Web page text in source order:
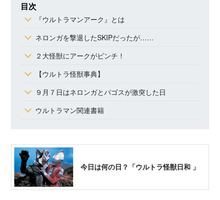
目次
『ウルトラマンアーク』とは
ネロンガを撃退したSKIPだったが……
２大怪獣にアークがピンチ！
【ウルトラ怪獣事典】
９月７日はネロンガとパゴスが激突した日
ウルトラマン関連書籍
今日は何の日？「ウルトラ怪獣日和 」